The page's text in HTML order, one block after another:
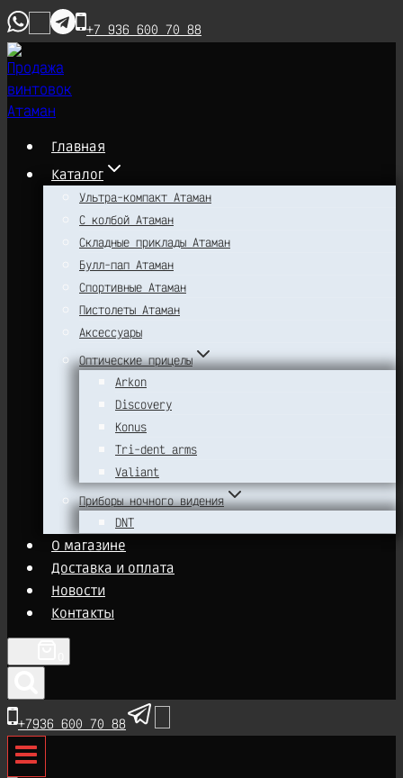
Перейти
к
содержимому
+7 936 600 70 88
Главная
Каталог
Ультра-компакт Атаман
С колбой Атаман
Складные приклады Атаман
Булл-пап Атаман
Спортивные Атаман
Пистолеты Атаман
Аксессуары
Оптические прицелы
Arkon
Discovery
Konus
Tri-dent arms
Valiant
Приборы ночного видения
DNT
О магазине
Доставка и оплата
Новости
Контакты
+7936 600 70 88